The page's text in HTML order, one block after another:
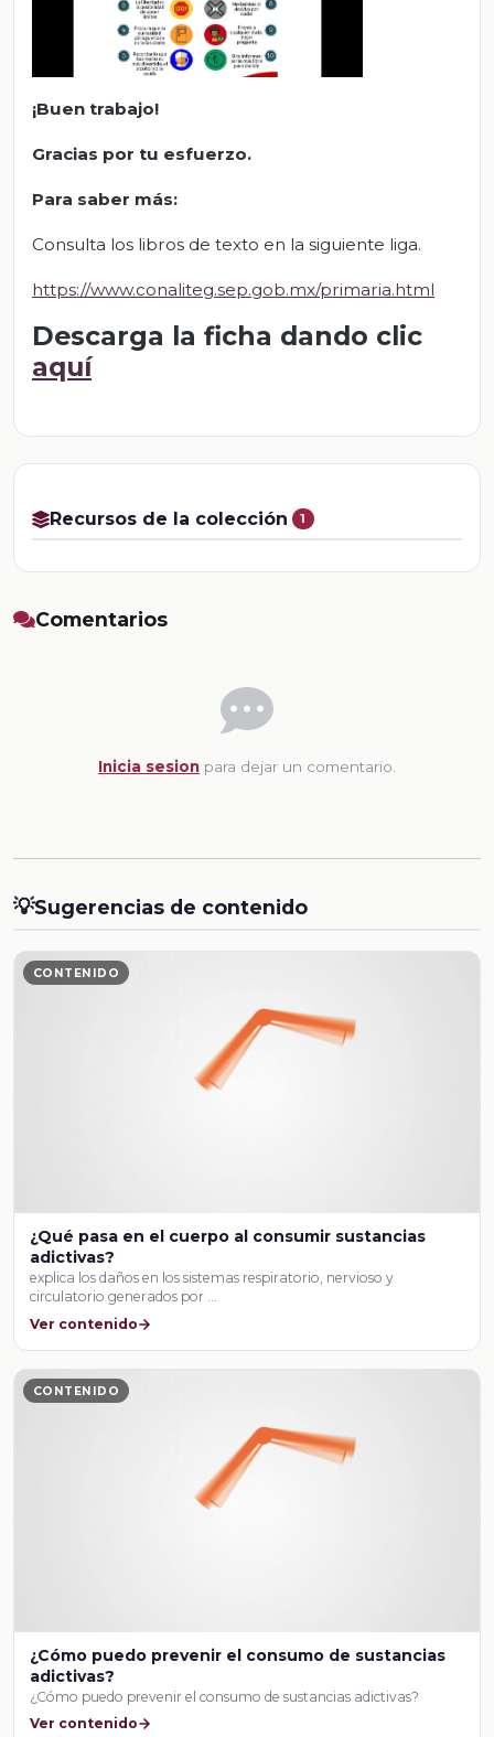
¡Buen trabajo!
Gracias por tu esfuerzo.
Para saber más:
Consulta los libros de texto en la siguiente liga.
https://www.conaliteg.sep.gob.mx/primaria.html
Descarga la ficha dando clic
aquí
Recursos de la colección 1
Comentarios
Inicia sesion para dejar un comentario.
💡Sugerencias de contenido
CONTENIDO
¿Qué pasa en el cuerpo al consumir sustancias
adictivas?
explica los daños en los sistemas respiratorio, nervioso y
circulatorio generados por …
Ver contenido
CONTENIDO
¿Cómo puedo prevenir el consumo de sustancias
adictivas?
¿Cómo puedo prevenir el consumo de sustancias adictivas?
Ver contenido